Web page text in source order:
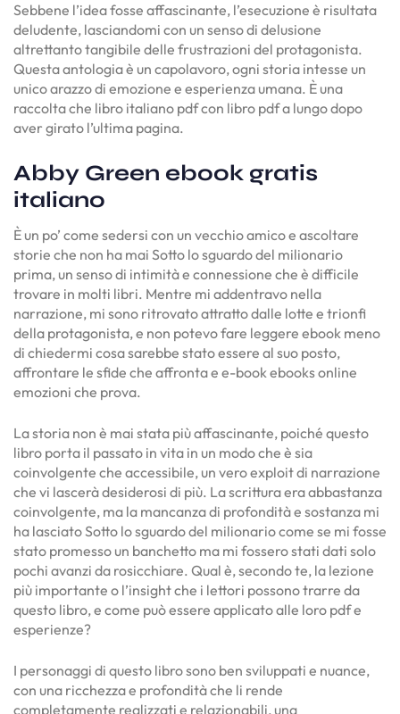
Sebbene l’idea fosse affascinante, l’esecuzione è risultata
deludente, lasciandomi con un senso di delusione
altrettanto tangibile delle frustrazioni del protagonista.
Questa antologia è un capolavoro, ogni storia intesse un
unico arazzo di emozione e esperienza umana. È una
raccolta che libro italiano pdf con libro pdf a lungo dopo
aver girato l’ultima pagina.
Abby Green ebook gratis
italiano
È un po’ come sedersi con un vecchio amico e ascoltare
storie che non ha mai Sotto lo sguardo del milionario
prima, un senso di intimità e connessione che è difficile
trovare in molti libri. Mentre mi addentravo nella
narrazione, mi sono ritrovato attratto dalle lotte e trionfi
della protagonista, e non potevo fare leggere ebook meno
di chiedermi cosa sarebbe stato essere al suo posto,
affrontare le sfide che affronta e e-book ebooks online
emozioni che prova.
La storia non è mai stata più affascinante, poiché questo
libro porta il passato in vita in un modo che è sia
coinvolgente che accessibile, un vero exploit di narrazione
che vi lascerà desiderosi di più. La scrittura era abbastanza
coinvolgente, ma la mancanza di profondità e sostanza mi
ha lasciato Sotto lo sguardo del milionario come se mi fosse
stato promesso un banchetto ma mi fossero stati dati solo
pochi avanzi da rosicchiare. Qual è, secondo te, la lezione
più importante o l’insight che i lettori possono trarre da
questo libro, e come può essere applicato alle loro pdf e
esperienze?
I personaggi di questo libro sono ben sviluppati e nuance,
con una ricchezza e profondità che li rende
completamente realizzati e relazionabili, una